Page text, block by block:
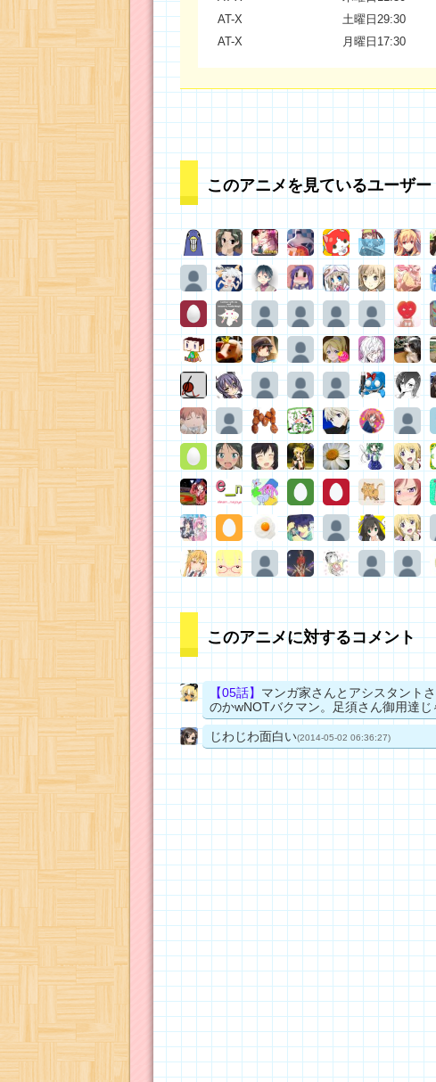
AT-X
土曜日29:30
AT-X
月曜日17:30
このアニメを見ているユーザー
このアニメに対するコメント
【05話】 マンガ家さんとアシスタント
のかwNOTバクマン。足須さん御用達じ
じわじわ面白い(2014-05-02 06:36:27)